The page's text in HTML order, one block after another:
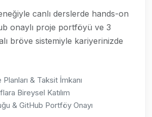
canlı derslerde hands-on
onaylı proje portföyü ve 3
bröve sistemiyle kariyerinizde
& Taksit İmkanı
Bireysel Katılım
& GitHub Portföy Onayı